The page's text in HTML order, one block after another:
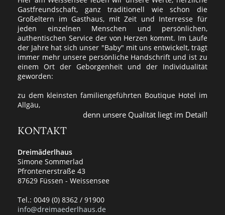
Gastfreundschaft, ganz traditionell wie schon die
Großeltern im Gasthaus, mit Zeit und Interresse für
jeden einzelnen Menschen und persönlichen,
authentischen Service der von Herzen kommt. Im Laufe
der Jahre hat sich unser "Baby" mit uns entwickelt, trägt
immer mehr unsere persönliche Handschrift und ist zu
einem Ort der Geborgenheit und der Individualität
geworden:
zu dem kleinsten familiengeführten Boutique Hotel im
Allgäu,
denn unsere Qualität liegt im Detail!
KONTAKT
Dreimäderlhaus
Simone Sommerlad
Pfrontenerstraße 43
87629 Füssen - Weissensee
Tel.: 0049 (0) 8362 / 91900
info@dreimaederlhaus.de